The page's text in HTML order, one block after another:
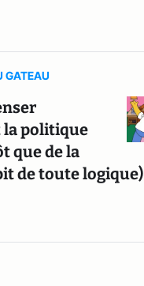
GATEAU
politique
que de la
de toute logique)